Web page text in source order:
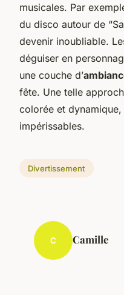
musicales. Par
du disco autour de
devenir inoubliable.
déguiser en
une couche d’
fête. Une telle
colorée et
impérissables.
Divertissement
C Camille